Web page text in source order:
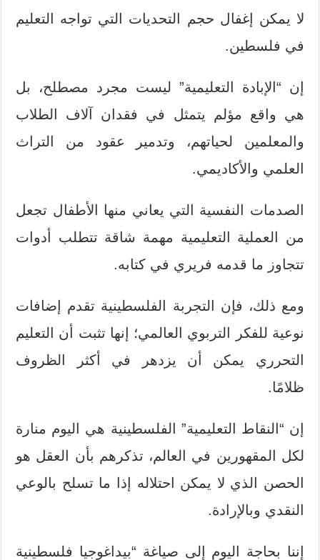
لا يمكن إغفال حجم التحديات التي تواجه التعليم
في فلسطين.
إن “الإبادة التعليمية” ليست مجرد مصطلح، بل
هي واقع مؤلم يتمثل في فقدان آلاف الطلاب
والمعلمين لحياتهم، وتدمير عقود من التراث
العلمي والأكاديمي.
الصدمات النفسية التي يعاني منها الأطفال تجعل
من العملية التعليمية مهمة شاقة تتطلب أدوات
تتجاوز ما قدمه فريري في كتابه.
ومع ذلك، فإن التجربة الفلسطينية تقدم إضافات
نوعية للفكر التربوي العالمي؛ إنها تثبت أن التعليم
التحرري يمكن أن يزدهر في أكثر الظروف
ظلامًا.
إن “النقاط التعليمية” الفلسطينية هي اليوم منارة
لكل المقهورين في العالم، تذكرهم بأن العقل هو
الحصن الذي لا يمكن احتلاله إذا ما تسلح بالوعي
النقدي وبالإرادة.
إننا بحاجة اليوم إلى صياغة “بيداغوجيا فلسطينية